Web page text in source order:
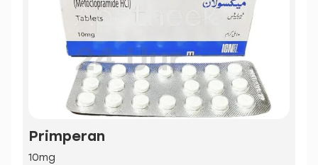
Primperan
10mg